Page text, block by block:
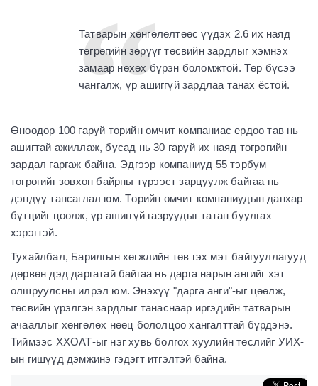
Татварын хөнгөлөлтөөс үүдэх 2.6 их наяд
төгрөгийн зөрүүг төсвийн зардлыг хэмнэх
замаар нөхөх бүрэн боломжтой. Төр бүсээ
чангалж, үр ашиггүй зардлаа танах ёстой.
Өнөөдөр 100 гаруй төрийн өмчит компаниас ердөө тав нь
ашигтай ажиллаж, бусад нь 30 гаруй их наяд төгрөгийн
зардал гаргаж байна. Эдгээр компаниуд 55 тэрбум
төгрөгийг зөвхөн байрны түрээст зарцуулж байгаа нь
дэндүү тансаглал юм. Төрийн өмчит компаниудын данхар
бүтцийг цөөлж, үр ашиггүй газруудыг татан буулгах
хэрэгтэй.
Тухайлбал, Барилгын хөгжлийн төв гэх мэт байгууллагууд
дөрвөн дэд даргатай байгаа нь дарга нарын ангийг хэт
олшруулсны илрэл юм. Энэхүү "дарга анги"-ыг цөөлж,
төсвийн үрэлгэн зардлыг танаснаар иргэдийн татварын
ачааллыг хөнгөлөх нөөц бололцоо хангалттай бүрдэнэ.
Тиймээс ХХОАТ-ыг нэг хувь болгох хуулийн төслийг УИХ-
ын гишүүд дэмжинэ гэдэгт итгэлтэй байна.